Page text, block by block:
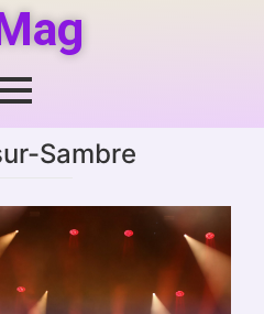
Sambre